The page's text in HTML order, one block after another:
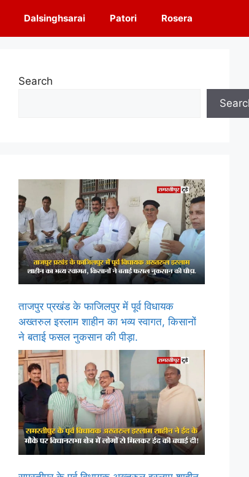
Dalsinghsarai Patori Rosera
Search
ताजपुर प्रखंड के फाजिलपुर में पूर्व विधायक
अख्तरुल इस्लाम शाहीन का भव्य स्वागत, किसानों
ने बताई फसल नुकसान की पीड़ा.